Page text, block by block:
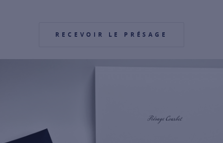
RECEVOIR LE PRÉSAGE